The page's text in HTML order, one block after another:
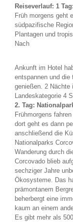
Reiseverlauf: 1
Früh morgens geht
südpazifische
Plantagen und
Nach
Ankunft im Hotel
entspannen und die
genießen. 2
Landeskategorie 4
2. Tag:
Frühmorgens
dort geht es dann
anschließend die
Nationalparks
Wanderung durch
Corcovado blieb
sechziger Jahre
Ökosysteme. Das
prämontanem
beherbergt eine
kaum an einem
Es gibt mehr als